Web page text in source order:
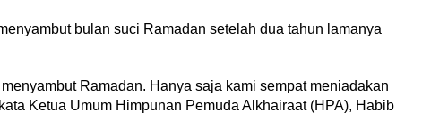
bulan suci Ramadan setelah dua tahun lamanya
Ramadan. Hanya saja kami sempat meniadakan
Ketua Umum Himpunan Pemuda Alkhairaat (HPA), Habib